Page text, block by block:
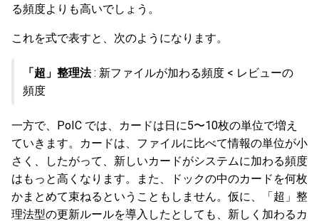
る頻度よりも高いでしょう。
これを式で表すと、次のようになります。
「超」整理法: 新ファイルが加わる頻度 < レビューの
頻度
一方で、PoIC では、カードは日に5〜10枚の単位で増え
ていきます。カードは、ファイルに比べて情報の単位が小
さく、したがって、新しいカードがシステムに加わる頻度
はもっと高くなります。また、ドックの中のカードを何枚
かまとめて束ねるということもしません。仮に、「超」整
理法型の更新ルールを導入したとしても、新しく加わるカ